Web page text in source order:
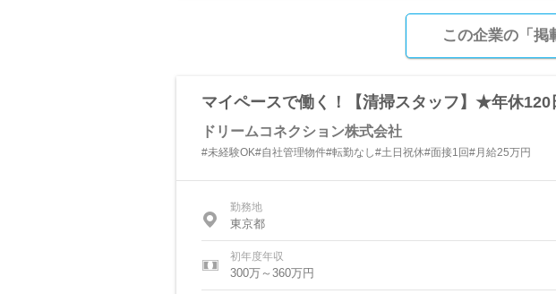
この企業の「掲
マイペースで働く！【清掃スタッフ】★年休
ドリームコネクション株式会社
#未経験OK#自社管理物件#転勤なし#土日祝休#面接1回#月給25万円
勤務地
東京都
初年度年収
300万～360万円